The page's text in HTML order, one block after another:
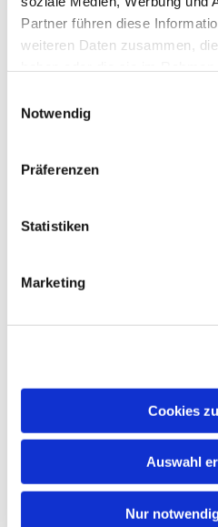
Partner führen diese
weiteren Daten zusammen,
Notwendig
Präferenzen
Statistiken
Marketing
Cookies
Auswahl
Nur